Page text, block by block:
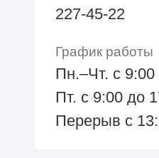
227-45-22
График работы
Пн.–Чт. с
Пт. с 9:00 до
Перерыв с